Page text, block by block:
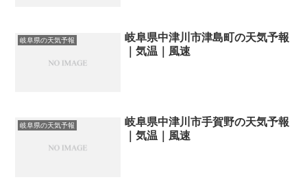
岐阜県の天気予報
岐阜県中津川市津島町の天気予報
｜気温｜風速
岐阜県の天気予報
岐阜県中津川市手賀野の天気予報
｜気温｜風速